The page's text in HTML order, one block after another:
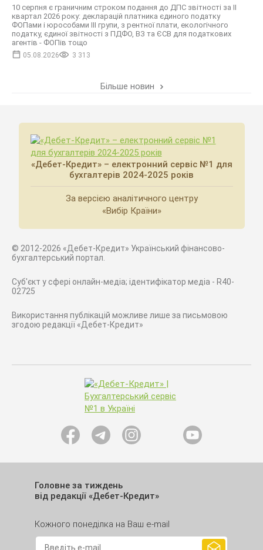
10 серпня є граничним строком подання до ДПС звітності за II
квартал 2026 року: декларацій платника єдиного податку
ФОПами і юрособами III групи, з рентної плати, екологічного
податку, єдиної звітності з ПДФО, ВЗ та ЄСВ для податкових
агентів - ФОПів тощо
05.08.2026 3 313
Більше новин
«Дебет-Кредит» – електронний сервіс №1 для
бухгалтерів 2024-2025 років
За версією аналітичного центру
«Вибір Країни»
© 2012-2026 «Дебет-Кредит» Український фінансово-
бухгалтерський портал.
Суб'єкт у сфері онлайн-медіа; ідентифікатор медіа - R40-
02725
Використання публікацій можливе лише за письмовою
згодою редакції «Дебет-Кредит»
Головне за тиждень
від редакції «Дебет-Кредит»
Кожного понеділка на Ваш e-mail